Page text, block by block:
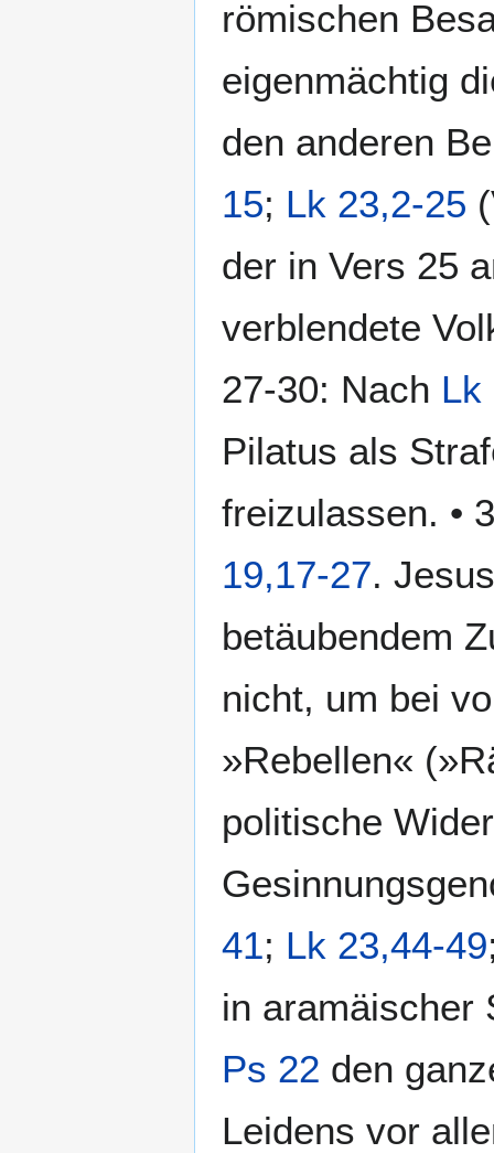
römischen
eigenmächtig
den anderen
15; Lk 23,2-25
der in Vers 25
verblendete
27-30: Nach Lk
Pilatus als
freizulassen. •
19,17-27.
betäubendem
nicht, um bei
»Rebellen«
politische
41; Lk 23,44-49
in aramäischer
Ps 22 den
Leidens vor